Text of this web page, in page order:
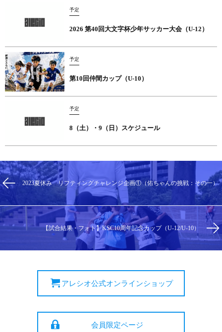
予定
2026 第40回大文字杯少年サッカー大会（U-12）
予定
第10回仲間カップ（U-10）
予定
8（土）・9（日）スケジュール
2023夏休み リフティングチャレンジ企画①（佑ちゃんの挑戦：その一）
【試合結果・フォト】KSC10周年記念カップ（U-12/U-10）
アレシオ公式オンラインショップ
会員限定ページ